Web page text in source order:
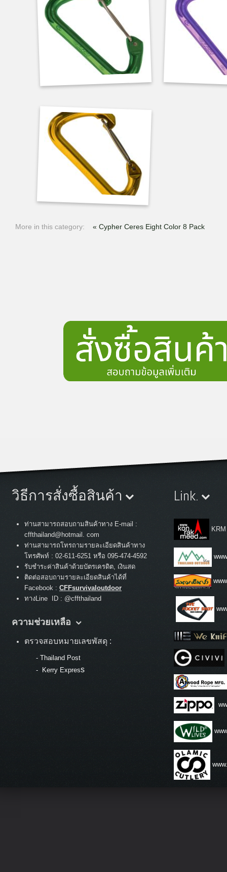
More in this category: « Cypher Ceres Eight Color 8 Pack
วิธีการสั่งซื้อสินค้า
ท่านสามารถสอบถามสินค้าทาง E-mail :
cffthailand@hotmail. com
ท่านสามารถโทรถามรายละเอียดสินค้าทาง
โทรศัพท์ : 02-611-6251 หรือ 095-474-4592
รับชำระค่าสินค้าด้วยบัตรเครดิต, เงินสด
ติดต่อสอบถามรายละเอียดสินค้าได้ที่
Facebook : CFFsurvivaloutdoor
ทางLine ID : @cffthailand
ความช่วยเหลือ
ตรวจสอบหมายเลขพัสดุ :
- Thailand Post
- Kerry Express
Link.
KRM